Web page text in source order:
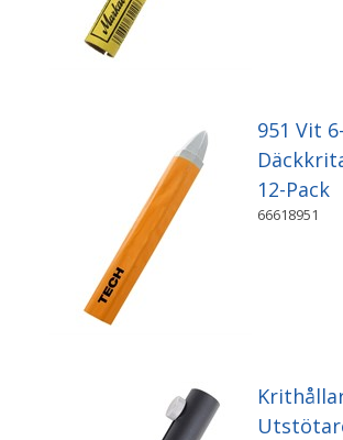
951 Vit
12-Pack
66618951